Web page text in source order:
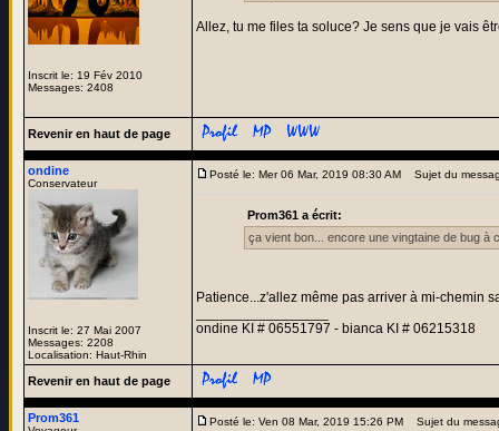
Inscrit le: 19 Fév 2010
Messages: 2408
Allez, tu me files ta soluce? Je sens que je vais
Revenir en haut de page
ondine
Conservateur
Inscrit le: 27 Mai 2007
Messages: 2208
Localisation: Haut-Rhin
Posté le: Mer 06 Mar, 2019 08:30 AM Sujet du
Prom361 a écrit:
ça vient bon... encore une vingtaine de bug à
Patience...z'allez même pas arriver à mi-chemin
ondine KI # 06551797 - bianca KI # 06215318
Revenir en haut de page
Prom361 Posté le: Ven 08 Mar, 2019 15:26 PM Sujet du